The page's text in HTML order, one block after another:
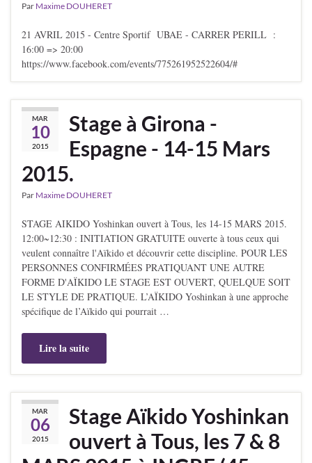
Par Maxime DOUHERET
21 AVRIL 2015 - Centre Sportif UBAE - CARRER PERILL :
16:00 => 20:00
https://www.facebook.com/events/775261952522604/#
MAR
10
2015
Stage à Girona -
Espagne - 14-15 Mars
2015.
Par Maxime DOUHERET
STAGE AIKIDO Yoshinkan ouvert à Tous, les 14-15 MARS 2015.
12:00~12:30 : INITIATION GRATUITE ouverte à tous ceux qui
veulent connaître l'Aïkido et découvrir cette discipline. POUR LES
PERSONNES CONFIRMÉES PRATIQUANT UNE AUTRE
FORME D'AÏKIDO LE STAGE EST OUVERT, QUELQUE SOIT
LE STYLE DE PRATIQUE. L’AÏKIDO Yoshinkan à une approche
spécifique de l’Aïkido qui pourrait …
Lire la suite
MAR
06
2015
Stage Aïkido Yoshinkan
ouvert à Tous, les 7 & 8